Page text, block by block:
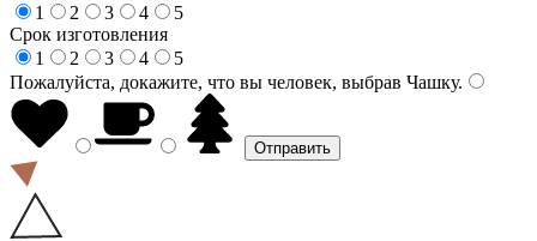
1
2 3 4
5
Срок изготовления
1
2 3 4
5
Пожалуйста, докажите, что вы человек, выбрав Чашку.